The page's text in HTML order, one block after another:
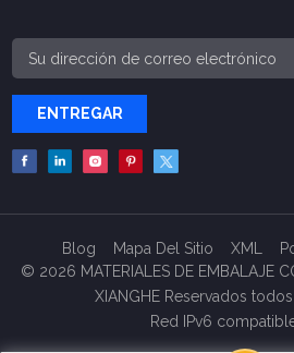
ENTREGAR
Blog Mapa Del Sitio XML
© 2026 MATERIALES DE EMBALAJE
XIANGHE Reservados
Red IPv6